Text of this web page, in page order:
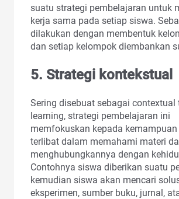
suatu strategi pembelajaran untuk
kerja sama pada setiap siswa.
dilakukan dengan membentuk
dan setiap kelompok diembankan
5. Strategi kontekstual
Sering disebuat sebagai contextual
learning, strategi pembelajaran ini
memfokuskan kepada
terlibat dalam memahami materi
menghubungkannya dengan
Contohnya siswa diberikan suatu
kemudian siswa akan mencari
eksperimen, sumber buku, jurnal,